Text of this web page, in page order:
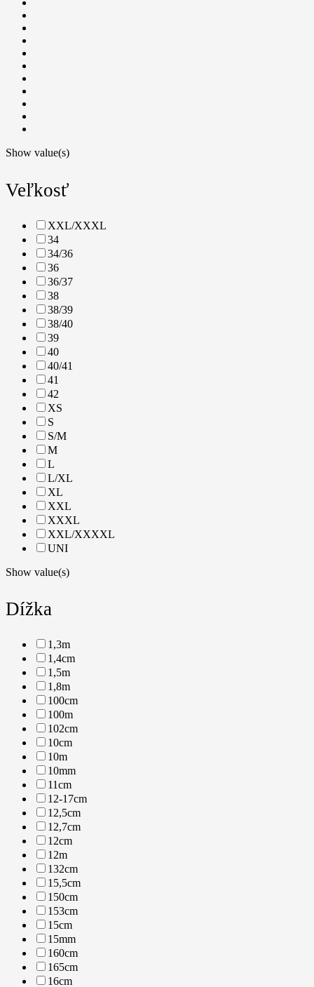
Show value(s)
Veľkosť
XXL/XXXL
34
34/36
36
36/37
38
38/39
38/40
39
40
40/41
41
42
XS
S
S/M
M
L
L/XL
XL
XXL
XXXL
XXL/XXXXL
UNI
Show value(s)
Dížka
1,3m
1,4cm
1,5m
1,8m
100cm
100m
102cm
10cm
10m
10mm
11cm
12-17cm
12,5cm
12,7cm
12cm
12m
132cm
15,5cm
150cm
153cm
15cm
15mm
160cm
165cm
16cm